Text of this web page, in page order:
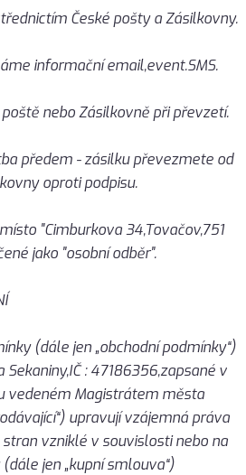
České pošty a Zásilkovny.
informační email,event.SMS.
nebo Zásilkovně při převzetí.
předem - zásilku převezmete od
oproti podpisu.
"Cimburkova 34,Tovačov,751
jako "osobní odběr".
(dále jen „obchodní podmínky“)
: 47186356,zapsané v
vedeném Magistrátem města
upravují vzájemná práva
vzniklé v souvislosti nebo na
jen „kupní smlouva“)